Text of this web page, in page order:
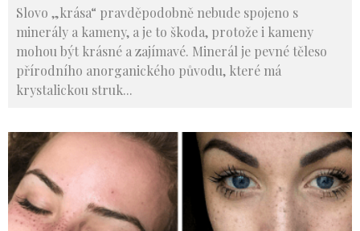
Slovo „krása“ pravděpodobně nebude spojeno s
minerály a kameny, a je to škoda, protože i kameny
mohou být krásné a zajímavé. Minerál je pevné těleso
přírodního anorganického původu, které má
krystalickou struk...